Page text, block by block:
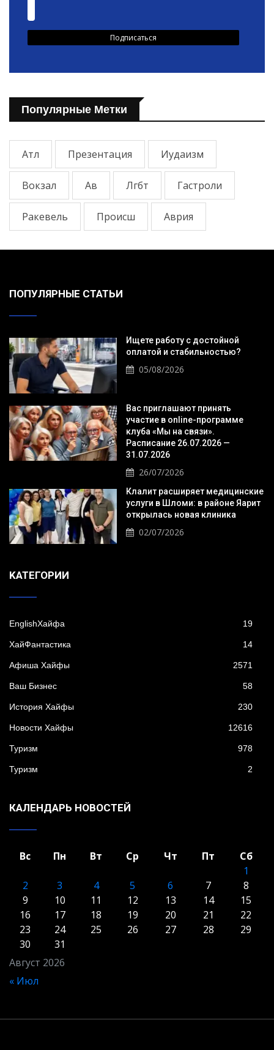
Популярные Метки
Атл Презентация Иудаизм
Вокзал Ав Лгбт Гастроли
Ракевель Происш Аврия
ПОПУЛЯРНЫЕ СТАТЬИ
Ищете работу с достойной
оплатой и стабильностью?
05/08/2026
Вас приглашают принять
участие в online-программе
клуба «Мы на связи».
Расписание 26.07.2026 —
31.07.2026
26/07/2026
Клалит расширяет медицинские
услуги в Шломи: в районе Яарит
открылась новая клиника
02/07/2026
KАТЕГОРИИ
EnglishХайфа 19
XайФантастика 14
Афиша Хайфы 2571
Ваш Бизнес 58
История Хайфы 230
Новости Хайфы 12616
Туризм 978
Туризм 2
КАЛЕНДАРЬ НОВОСТЕЙ
Август 2026
Вс Пн Вт Ср Чт Пт
Сб
1
2
3 4 5 6 7
8
9
10 11 12 13 14
15
16
17 18 19 20 21
22
23
24 25 26 27 28
29
30
31
« Июл